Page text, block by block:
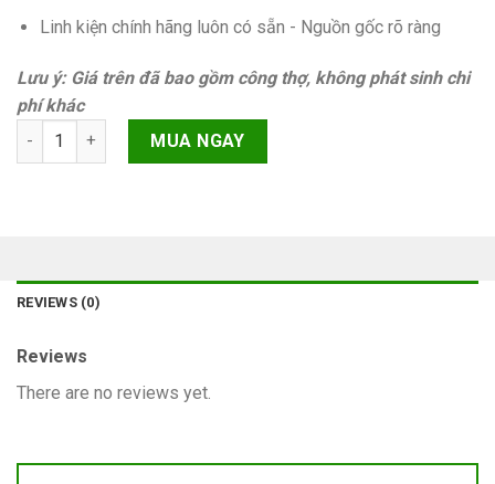
Linh kiện chính hãng luôn có sẵn - Nguồn gốc rõ ràng
Lưu ý: Giá trên đã bao gồm công thợ, không phát sinh chi
phí khác
Mặt kính Xiaomi Redmi K70 Pro 23117RK66C quantity
MUA NGAY
REVIEWS (0)
Reviews
There are no reviews yet.